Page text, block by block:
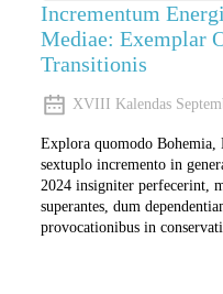
Incrementum
Mediae: Exemplar
Transitionis
XVIII Kalendas
Explora quomodo Bohemia,
sextuplo incremento in
2024 insigniter perfecerint,
superantes, dum
provocationibus in